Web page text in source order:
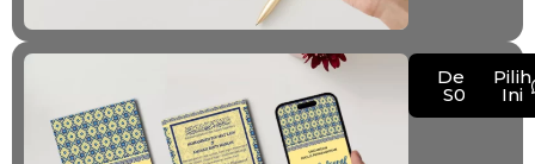
Demo
S006
Pilih
Ini